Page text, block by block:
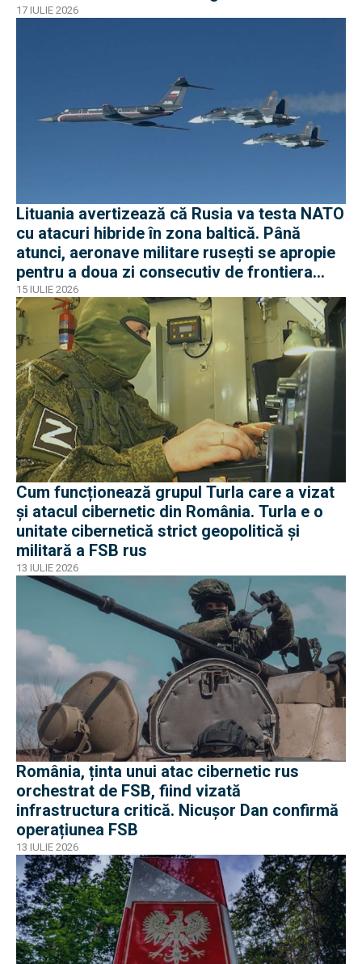
americani
17 IULIE 2026
Lituania avertizează că Rusia va testa NATO
cu atacuri hibride în zona baltică. Până
atunci, aeronave militare rusești se apropie
pentru a doua zi consecutiv de frontiera
Poloniei
15 IULIE 2026
Cum funcționează grupul Turla care a vizat
și atacul cibernetic din România. Turla e o
unitate cibernetică strict geopolitică și
militară a FSB rus
13 IULIE 2026
România, ținta unui atac cibernetic rus
orchestrat de FSB, fiind vizată
infrastructura critică. Nicușor Dan confirmă
operațiunea FSB
13 IULIE 2026